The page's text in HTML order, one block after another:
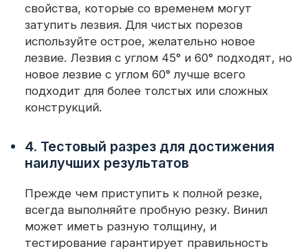
свойства, которые со временем могут
затупить лезвия. Для чистых порезов
используйте острое, желательно новое
лезвие. Лезвия с углом 45° и 60° подходят, но
новое лезвие с углом 60° лучше всего
подходит для более толстых или сложных
конструкций.
4. Тестовый разрез для достижения
наилучших результатов
Прежде чем приступить к полной резке,
всегда выполняйте пробную резку. Винил
может иметь разную толщину, и
тестирование гарантирует правильность